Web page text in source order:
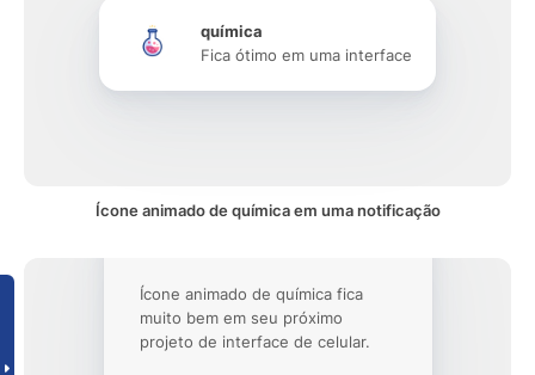
química
Fica ótimo em uma interface
Ícone animado de química em uma notificação
Ícone animado de química fica
muito bem em seu próximo
projeto de interface de celular.